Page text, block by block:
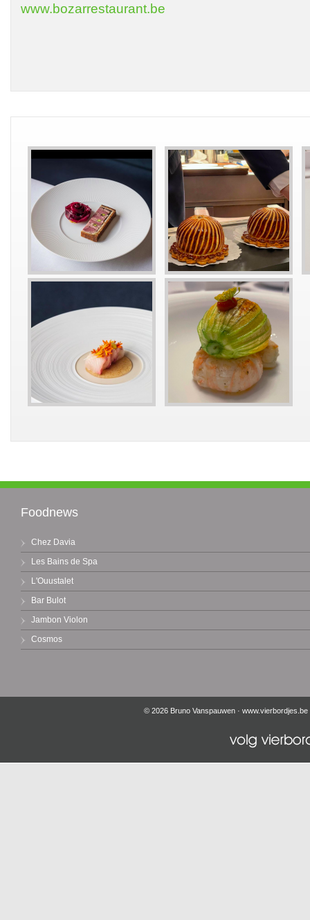
www.bozarrestaurant.be
Foodnews
Chez Davia
Les Bains de Spa
L'Ouustalet
Bar Bulot
Jambon Violon
Cosmos
© 2026 Bruno Vanspauwen · www.vierbordjes.be